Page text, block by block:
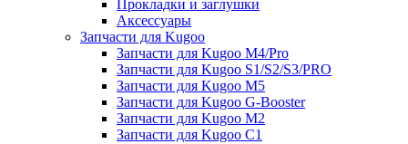
Прокладки и заглушки
Аксессуары
Запчасти для Kugoo
Запчасти для Kugoo M4/Pro
Запчасти для Kugoo S1/S2/S3/PRO
Запчасти для Kugoo M5
Запчасти для Kugoo G-Booster
Запчасти для Kugoo M2
Запчасти для Kugoo C1